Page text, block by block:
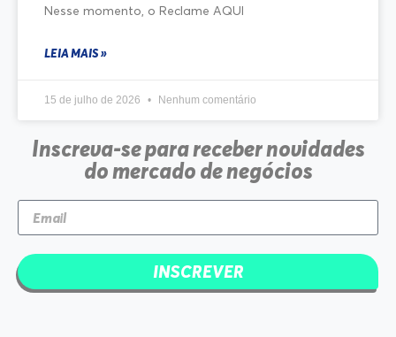
Nesse momento, o Reclame AQUI
LEIA MAIS »
15 de julho de 2026 Nenhum comentário
Inscreva-se para receber novidades
do mercado de negócios
INSCREVER